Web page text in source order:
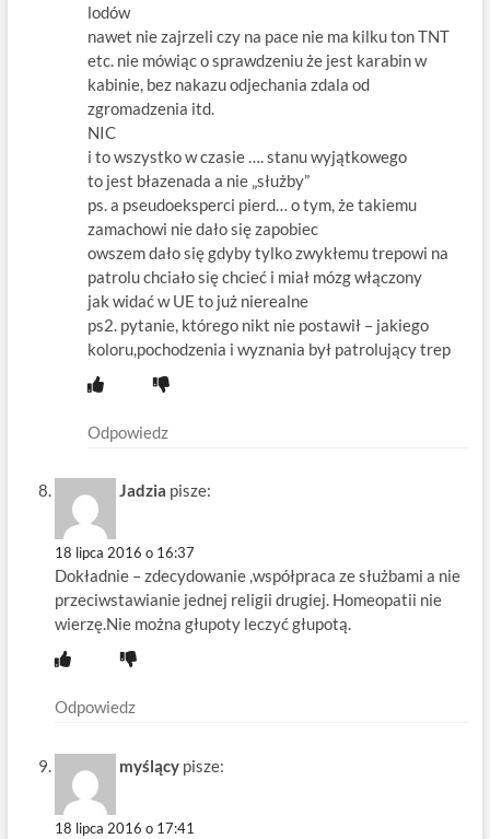
lodów
nawet nie zajrzeli czy na pace nie ma kilku ton TNT
etc. nie mówiąc o sprawdzeniu że jest karabin w
kabinie, bez nakazu odjechania zdala od
zgromadzenia itd.
NIC
i to wszystko w czasie …. stanu wyjątkowego
to jest błazenada a nie „służby”
ps. a pseudoeksperci pierd… o tym, że takiemu
zamachowi nie dało się zapobiec
owszem dało się gdyby tylko zwykłemu trepowi na
patrolu chciało się chcieć i miał mózg włączony
jak widać w UE to już nierealne
ps2. pytanie, którego nikt nie postawił – jakiego
koloru,pochodzenia i wyznania był patrolujący trep
Odpowiedz
Jadzia pisze:
18 lipca 2016 o 16:37
Dokładnie – zdecydowanie ,współpraca ze służbami a nie
przeciwstawianie jednej religii drugiej. Homeopatii nie
wierzę.Nie można głupoty leczyć głupotą.
Odpowiedz
myślący pisze:
18 lipca 2016 o 17:41